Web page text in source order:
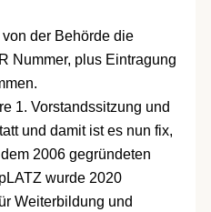
der Behörde die
Nummer, plus Eintragung
1. Vorstandssitzung und
und damit ist es nun fix,
2006 gegründeten
wurde 2020
Weiterbildung und